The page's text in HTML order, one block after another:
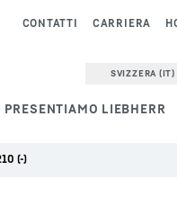
PRESENTIAMO LIEBHERR
CARRIERA
CONTATTI
SVIZZERA (IT)
(-)